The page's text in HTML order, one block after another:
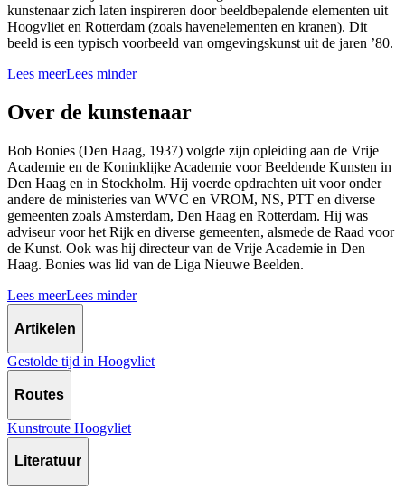
kunstenaar zich laten inspireren door beeldbepalende elementen uit
Hoogvliet en Rotterdam (zoals havenelementen en kranen). Dit
beeld is een typisch voorbeeld van omgevingskunst uit de jaren ’80.
Lees meerLees minder
Over de kunstenaar
Bob Bonies (Den Haag, 1937) volgde zijn opleiding aan de Vrije
Academie en de Koninklijke Academie voor Beeldende Kunsten in
Den Haag en in Stockholm. Hij voerde opdrachten uit voor onder
andere de ministeries van WVC en VROM, NS, PTT en diverse
gemeenten zoals Amsterdam, Den Haag en Rotterdam. Hij was
adviseur voor het Rijk en diverse gemeenten, alsmede de Raad voor
de Kunst. Ook was hij directeur van de Vrije Academie in Den
Haag. Bonies was lid van de Liga Nieuwe Beelden.
Lees meerLees minder
Artikelen
Gestolde tijd in Hoogvliet
Routes
Kunstroute Hoogvliet
Literatuur